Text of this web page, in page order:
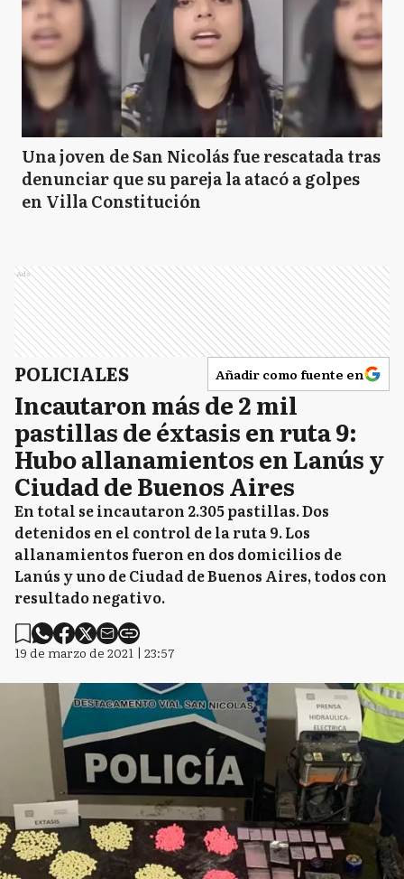
Una joven de San Nicolás fue rescatada tras
denunciar que su pareja la atacó a golpes
en Villa Constitución
Ads
POLICIALES Añadir como fuente en
Incautaron más de 2 mil
pastillas de éxtasis en ruta 9:
Hubo allanamientos en Lanús y
Ciudad de Buenos Aires
En total se incautaron 2.305 pastillas. Dos
detenidos en el control de la ruta 9. Los
allanamientos fueron en dos domicilios de
Lanús y uno de Ciudad de Buenos Aires, todos con
resultado negativo.
19 de marzo de 2021 | 23:57